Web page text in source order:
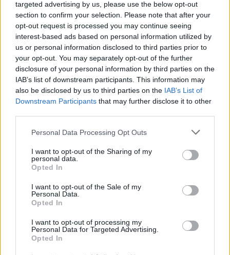
targeted advertising by us, please use the below opt-out
section to confirm your selection. Please note that after your
opt-out request is processed you may continue seeing
interest-based ads based on personal information utilized by
us or personal information disclosed to third parties prior to
your opt-out. You may separately opt-out of the further
disclosure of your personal information by third parties on the
IAB’s list of downstream participants. This information may
also be disclosed by us to third parties on the IAB’s List of
Downstream Participants that may further disclose it to other
Personal Data Processing Opt Outs
I want to opt-out of the Sharing of my
personal data.
Opted In
I want to opt-out of the Sale of my
Personal Data.
Opted In
I want to opt-out of processing my
Personal Data for Targeted Advertising.
Opted In
A rénszarvasok nagy ellensége az
eső
Greendex Szemle
2026-ban 1,4 Celsius-fokkal lehet
előtt
Greendex Szemle
Tíz éven belül csúcsra pörög a
gleccserek pusztulása Európában
Greendex Szemle